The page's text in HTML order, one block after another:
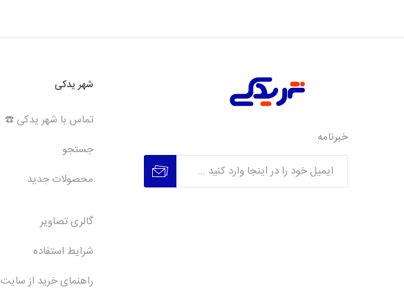
خبرنامه
شهر یدکی
تماس با شهر یدکی ☎️
جستجو
محصولات جدید
گالری تصاویر
شرایط استفاده
راهنمای خرید از سایت